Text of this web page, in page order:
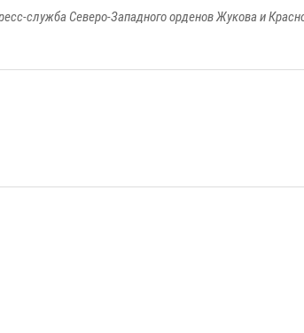
служба Северо-Западного орденов Жукова и